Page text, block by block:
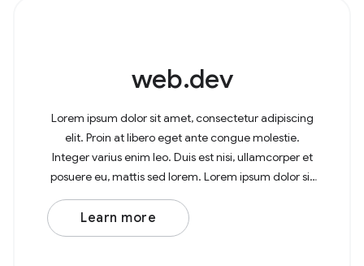
web.dev
Lorem ipsum dolor sit amet, consectetur adipiscing
elit. Proin at libero eget ante congue molestie.
Integer varius enim leo. Duis est nisi, ullamcorper et
posuere eu, mattis sed lorem. Lorem ipsum dolor sit
amet, consectetur adipiscing elit. In at
Learn more